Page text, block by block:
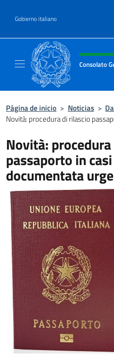
Gobierno italiano
Encabezado
Consolato
Página de inicio > Noticias >
Novità: procedura di rilascio
Novità:
passaporto in
documentata